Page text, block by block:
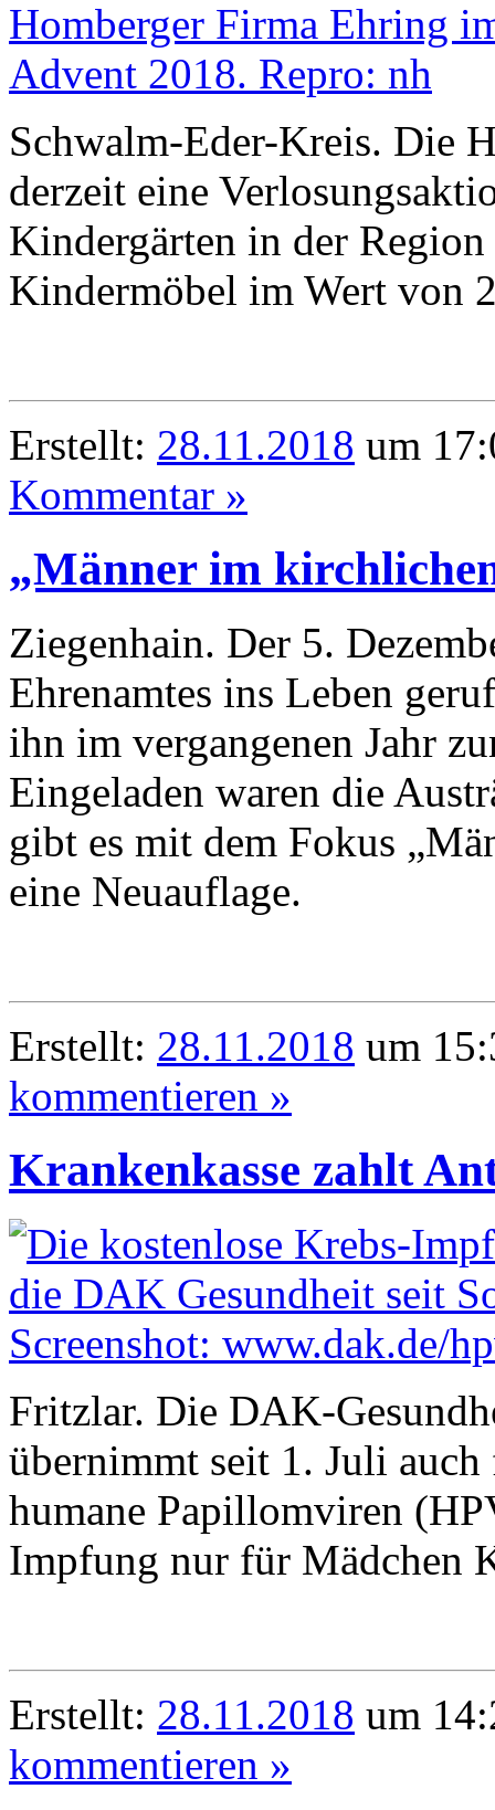
Schwalm-Eder-Kreis. Die
derzeit eine
Kindergärten in der
Kindermöbel im Wert von
Erstellt: 28.11.2018 um
Kommentar »
„Männer im
Ziegenhain. Der 5.
Ehrenamtes ins Leben
ihn im vergangenen Jahr
Eingeladen waren die
gibt es mit dem Fokus
eine Neuauflage.
Erstellt: 28.11.2018 um
kommentieren »
Krankenkasse zahlt
Fritzlar. Die DAK-
übernimmt seit 1. Juli
humane Papillomviren
Impfung nur für Mädchen
Erstellt: 28.11.2018 um
kommentieren »